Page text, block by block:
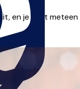
en je kunt meteen